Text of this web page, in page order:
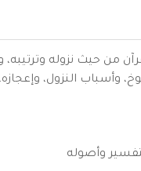
من حيث نزوله
وأسباب النزول،
وأصوله